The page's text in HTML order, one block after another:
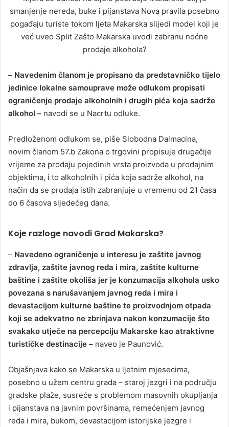
– Navedenim članom je propisano da predstavničko tijelo
jedinice lokalne samouprave može odlukom propisati
ograničenje prodaje alkoholnih i drugih pića koja sadrže
alkohol – navodi se u Nacrtu odluke.
Predloženom odlukom se, piše Slobodna Dalmacina,
novim članom 57.b Zakona o trgovini propisuje drugačije
vrijeme za prodaju pojedinih vrsta proizvoda u prodajnim
objektima, i to alkoholnih i pića koja sadrže alkohol, na
način da se prodaja istih zabranjuje u vremenu od 21 časa
do 6 časova sljedećeg dana.
Koje razloge navodi Grad Makarska?
– Navedeno ograničenje u interesu je zaštite javnog
zdravlja, zaštite javnog reda i mira, zaštite kulturne
baštine i zaštite okoliša jer je konzumacija alkohola usko
povezana s narušavanjem javnog reda i mira i
devastacijom kulturne baštine te proizvodnjom otpada
koji se adekvatno ne zbrinjava nakon konzumacije što
svakako utječe na percepciju Makarske kao atraktivne
turističke destinacije – naveo je Paunović.
Objašnjava kako se Makarska u ljetnim mjesecima,
posebno u užem centru grada – staroj jezgri i na području
gradske plaže, susreće s problemom masovnih okupljanja
i pijanstava na javnim površinama, remećenjem javnog
reda i mira, bukom, devastacijom istorijske jezgre i